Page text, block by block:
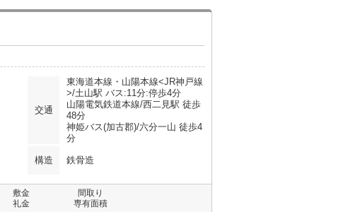
交通
東海道本線・山陽本線<JR神戸線
>/土山駅 バス:11分:停歩4分
山陽電気鉄道本線/西二見駅 徒歩
48分
神姫バス(加古郡)/六分一山 徒歩4
分
構造 鉄骨造
敷金
礼金
間取り
専有面積